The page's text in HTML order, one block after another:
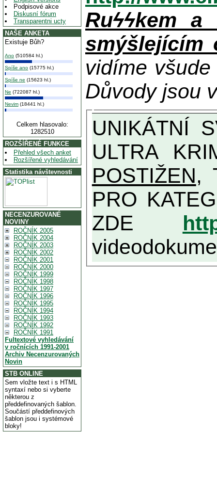
Podpisové akce
Diskusní fórum
Transparentni ucty
NAŠE ANKETA
Existuje Bůh?
Ano (510584 hl.)
Spíše ano (15775 hl.)
Spíše ne (15623 hl.)
Ne (722087 hl.)
Nevim (18441 hl.)
Celkem hlasovalo:
1282510
ROZŠÍŘENÉ FUNKCE
Přehled všech anket
Rozšířené vyhledávání
Statistika návštevnosti
NECENZUROVANÉ
NOVINY
ROČNÍK 2005
ROČNÍK 2004
ROČNÍK 2003
ROČNÍK 2002
ROČNÍK 2001
ROČNÍK 2000
ROČNÍK 1999
ROČNÍK 1998
ROČNÍK 1997
ROČNÍK 1996
ROČNÍK 1995
ROČNÍK 1994
ROČNÍK 1993
ROČNÍK 1992
ROČNÍK 1991
Fultextové vyhledávání
v ročnících 1991-2001
Archiv Necenzurovaných
Novin
STB ONLINE
Sem vložte text i s HTML
syntaxí nebo si vyberte
některou z
předdefinovaných šablon.
Součástí předdefinových
šablon jsou i systémové
bloky!
Ruϟϟkem
smýšlejícím
vidíme
Důvody jsou
UNIKÁTNÍ SVĚDECTVÍ ZE SOUČASNOSTI: PŘEDSEDA VLASTIZRÁDNÉ VLÁDY KGB MIMOŘÁDNĚ DETAILNĚ O
ULTRA
POSTIŽEN,
PRO KATEGORII TĚCH VŮBEC
ZDE